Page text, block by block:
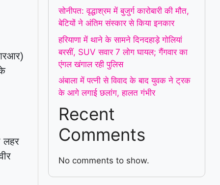
लहर
सोनीपत: वृद्धाश्रम में बुजुर्ग कारोबारी की मौत,
बेटियों ने अंतिम संस्कार से किया इनकार
हरियाणा में थाने के सामने दिनदहाड़े गोलियां
बरसीं, SUV सवार 7 लोग घायल; गैंगवार का
एंगल खंगाल रही पुलिस
अंबाला में पत्नी से विवाद के बाद युवक ने ट्रक
के आगे लगाई छलांग, हालत गंभीर
Recent
Comments
No comments to show.